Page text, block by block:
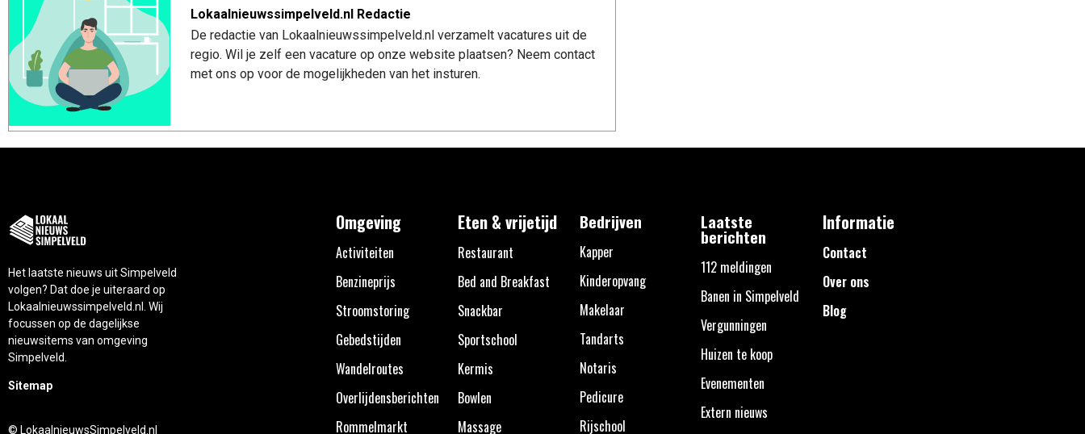
Lokaalnieuwssimpelveld.nl Redactie
De redactie van Lokaalnieuwssimpelveld.nl verzamelt vacatures uit de
regio. Wil je zelf een vacature op onze website plaatsen? Neem contact
met ons op voor de mogelijkheden van het insturen.
Het laatste nieuws uit Simpelveld
volgen? Dat doe je uiteraard op
Lokaalnieuwssimpelveld.nl. Wij
focussen op de dagelijkse
nieuwsitems van omgeving
Simpelveld.
Sitemap
© LokaalnieuwsSimpelveld.nl
Omgeving
Activiteiten
Benzineprijs
Stroomstoring
Gebedstijden
Wandelroutes
Overlijdensberichten
Rommelmarkt
Eten & vrijetijd
Restaurant
Bed and Breakfast
Snackbar
Sportschool
Kermis
Bowlen
Massage
Bedrijven
Kapper
Kinderopvang
Makelaar
Tandarts
Notaris
Pedicure
Rijschool
Laatste
berichten
112 meldingen
Banen in Simpelveld
Vergunningen
Huizen te koop
Evenementen
Extern nieuws
Informatie
Contact
Over ons
Blog